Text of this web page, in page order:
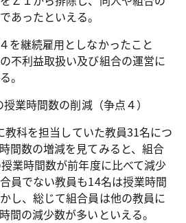
あったといえる。
を継続雇用としなかったこと
不利益取扱い及び組合の運営に
。
業時間数の削減（争点４）
教科を担当していた教員31名につ
間数の増減を見てみると、組合
業時間数が前年度に比べて減少
員でない教員も14名は授業時間
し、総じて組合員は他の教員に
間の減少数が多いといえる。